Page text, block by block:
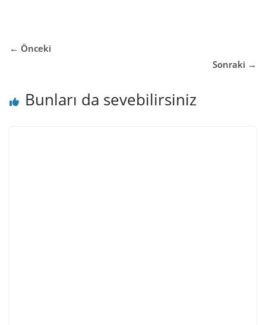
← Önceki
Sonraki →
Bunları da sevebilirsiniz